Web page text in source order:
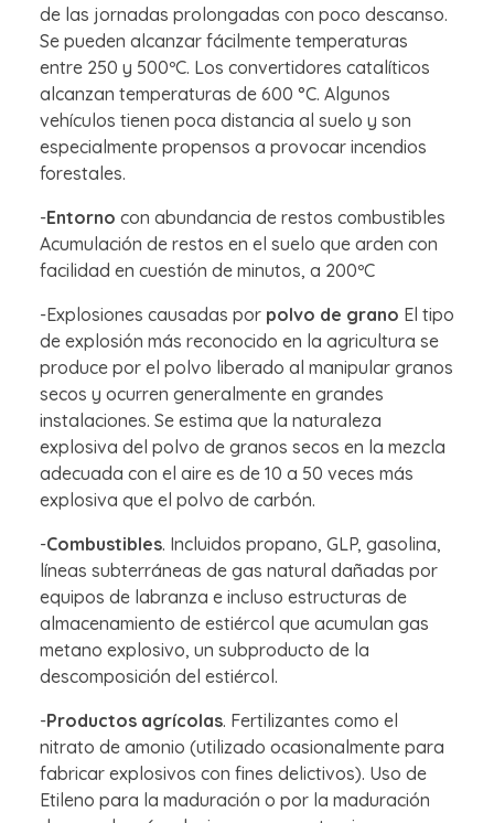
de las jornadas prolongadas con poco descanso.
Se pueden alcanzar fácilmente temperaturas
entre 250 y 500ºC. Los convertidores catalíticos
alcanzan temperaturas de 600 °C. Algunos
vehículos tienen poca distancia al suelo y son
especialmente propensos a provocar incendios
forestales.
-Entorno con abundancia de restos combustibles
Acumulación de restos en el suelo que arden con
facilidad en cuestión de minutos, a 200ºC
-Explosiones causadas por polvo de grano El tipo
de explosión más reconocido en la agricultura se
produce por el polvo liberado al manipular granos
secos y ocurren generalmente en grandes
instalaciones. Se estima que la naturaleza
explosiva del polvo de granos secos en la mezcla
adecuada con el aire es de 10 a 50 veces más
explosiva que el polvo de carbón.
-Combustibles. Incluidos propano, GLP, gasolina,
líneas subterráneas de gas natural dañadas por
equipos de labranza e incluso estructuras de
almacenamiento de estiércol que acumulan gas
metano explosivo, un subproducto de la
descomposición del estiércol.
-Productos agrícolas. Fertilizantes como el
nitrato de amonio (utilizado ocasionalmente para
fabricar explosivos con fines delictivos). Uso de
Etileno para la maduración o por la maduración